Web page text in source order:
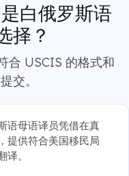
白俄罗斯语
择？
合 USCIS 的格式和
交。
语母语译员凭借在真
提供符合美国移民局
译。